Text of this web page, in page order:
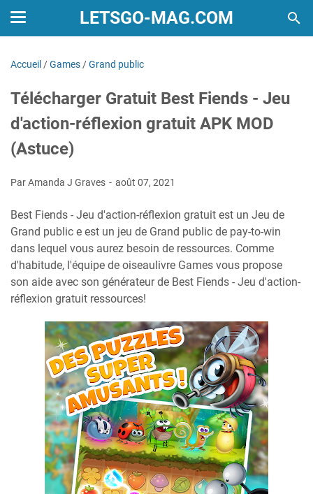
LETSGO-MAG.COM
Accueil /Games /Grand public
Télécharger Gratuit Best Fiends - Jeu
d'action-réflexion gratuit APK MOD
(Astuce)
Par Amanda J Graves août 07, 2021
Best Fiends - Jeu d'action-réflexion gratuit est un Jeu de
Grand public e est un jeu de Grand public de pay-to-win
dans lequel vous aurez besoin de ressources. Comme
d'habitude, l'équipe de oiseaulivre Games vous propose
son aide avec son générateur de Best Fiends - Jeu d'action-
réflexion gratuit ressources!